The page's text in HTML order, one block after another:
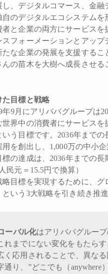
し、デジタルコマース、金
自のデジタルエコシステム
者と企業の両方にサービス
スフォーメーションとアッ
たな企業の発展を支援する
の苗木を大樹へ成長させる
た目標と戦略
9月にアリババグループは
世界中の消費者にサービス
いう目標です。2036年まで
用を創出し、1,000万の中小
標の達成は、2036年までの
民元＝15.5円で換算）
略目標を実現するために、
という3大戦略を引き続き推
ーバル化はアリババグルー
れまでにない変化をもたら
く応用されることで、異な
通り、”どこでも（anywhere